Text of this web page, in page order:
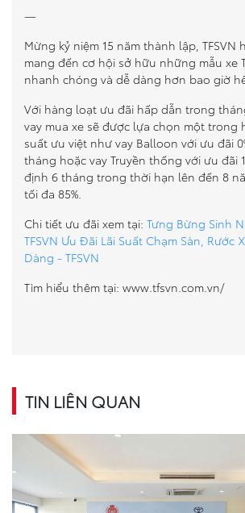
—
Mừng kỷ niệm 15 năm thành lập, TFSVN
mang đến cơ hội sở hữu những mẫu xe
nhanh chóng và dễ dàng hơn bao giờ
Với hàng loạt ưu đãi hấp dẫn trong
vay mua xe sẽ được lựa chọn một trong
suất ưu việt như vay Balloon với ưu đãi
tháng hoặc vay Truyền thống với ưu đãi
định 6 tháng trong thời hạn lên đến 8
tối đa 85%.
Chi tiết ưu đãi xem tại: Tưng Bừng Sinh
TFSVN Ưu Đãi Lãi Suất Chạm Sàn, Rước
Dàng - TFSVN
Tìm hiểu thêm tại: www.tfsvn.com.vn/
TIN LIÊN QUAN